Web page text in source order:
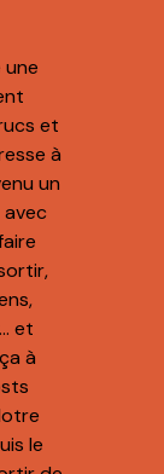
une
et
à
un
et
à
le